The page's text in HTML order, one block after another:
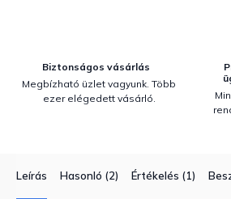
Biztonságos vásárlás
Megbízható üzlet vagyunk. Több
ezer elégedett vásárló.
Leírás Hasonló (2) Értékelés (1)